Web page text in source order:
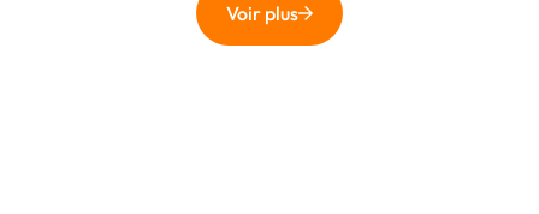
Voir plus